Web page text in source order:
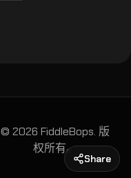
© 2026 FiddleBops. 版
权所有。
Share